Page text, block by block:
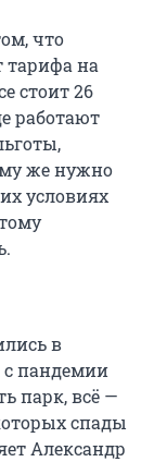
что
тарифа на
стоит 26
работают
же нужно
условиях
в
с пандемии
парк, всё —
спады
Александр